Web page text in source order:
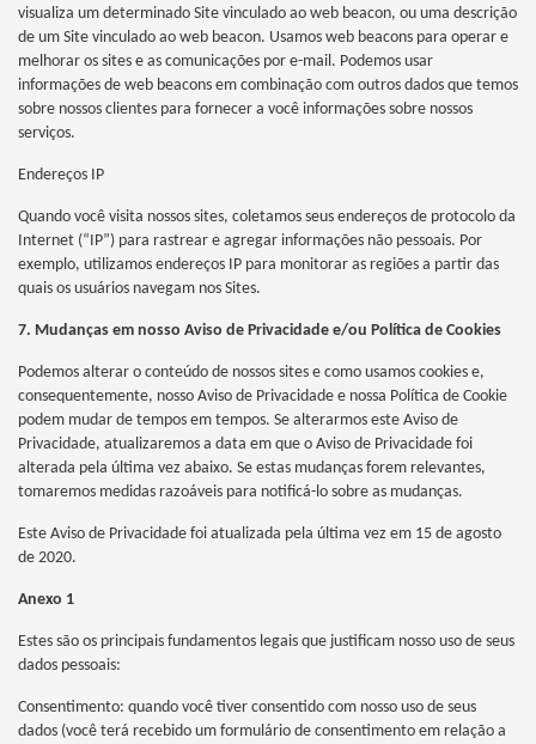
visualiza um determinado Site vinculado ao web beacon, ou uma descrição
de um Site vinculado ao web beacon. Usamos web beacons para operar e
melhorar os sites e as comunicações por e-mail. Podemos usar
informações de web beacons em combinação com outros dados que temos
sobre nossos clientes para fornecer a você informações sobre nossos
serviços.
Endereços IP
Quando você visita nossos sites, coletamos seus endereços de protocolo da
Internet (“IP”) para rastrear e agregar informações não pessoais. Por
exemplo, utilizamos endereços IP para monitorar as regiões a partir das
quais os usuários navegam nos Sites.
7. Mudanças em nosso Aviso de Privacidade e/ou Política de Cookies
Podemos alterar o conteúdo de nossos sites e como usamos cookies e,
consequentemente, nosso Aviso de Privacidade e nossa Política de Cookie
podem mudar de tempos em tempos. Se alterarmos este Aviso de
Privacidade, atualizaremos a data em que o Aviso de Privacidade foi
alterada pela última vez abaixo. Se estas mudanças forem relevantes,
tomaremos medidas razoáveis para notificá-lo sobre as mudanças.
Este Aviso de Privacidade foi atualizada pela última vez em 15 de agosto
de 2020.
Anexo 1
Estes são os principais fundamentos legais que justificam nosso uso de seus
dados pessoais:
Consentimento: quando você tiver consentido com nosso uso de seus
dados (você terá recebido um formulário de consentimento em relação a